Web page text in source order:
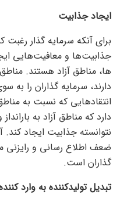
ایجاد جذابیت
برای آنکه سرمایه گذار رغبت
جذابیت‌ها و معافیت‌هایی
ها، مناطق آزاد هستند.
دارند، سرمایه گذاران را به
انتقاد‌هایی که نسبت به
دارد که مناطق آزاد به
نتوانسته جذابیت ایجاد
ضعف اطلاع رسانی و رایزنی
گذاران است.
تبدیل تولیدکننده به وارد